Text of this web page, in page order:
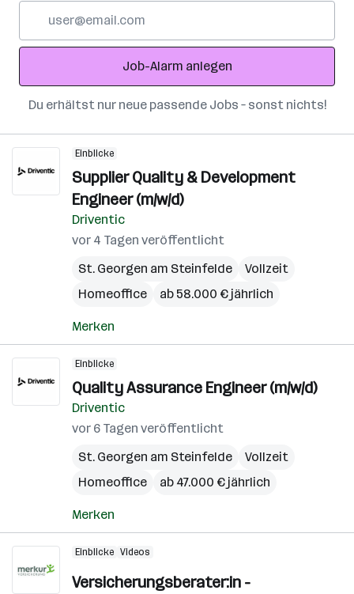
Adresse
Job-Alarm anlegen
Du erhältst nur neue passende Jobs – sonst nichts!
Einblicke
Supplier Quality & Development
Engineer (m/w/d)
Driventic
vor 4 Tagen veröffentlicht
St. Georgen am Steinfelde
Vollzeit
Homeoffice
ab 58.000 € jährlich
Merken
Einblicke
Quality Assurance Engineer (m/w/d)
Driventic
vor 6 Tagen veröffentlicht
St. Georgen am Steinfelde
Vollzeit
Homeoffice
ab 47.000 € jährlich
Merken
Einblicke Videos
Versicherungsberater:in -